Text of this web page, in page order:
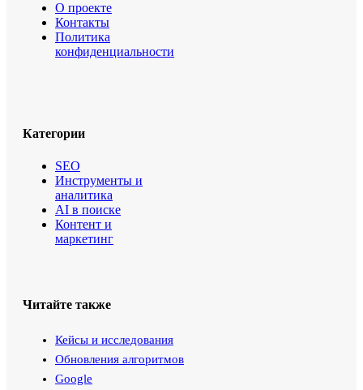
О проекте
Контакты
Политика
конфиденциальности
Категории
SEO
Инструменты и
аналитика
AI в поиске
Контент и
маркетинг
Читайте также
Кейсы и исследования
Обновления алгоритмов
Google